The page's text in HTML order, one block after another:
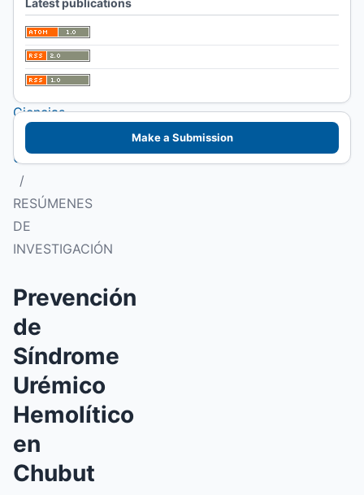
Patagónico de
Alimentos.
Facultad de
Ciencias
UNLPam
/
RESÚMENES
DE
INVESTIGACIÓN
Prevención
de
Síndrome
Urémico
Hemolítico
en
Chubut
Make a Submission